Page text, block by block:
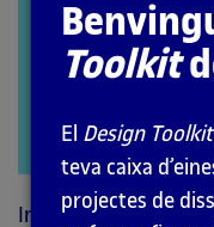
Inici Recursos
Toolkit
El Design Toolkit
teva caixa
projectes de